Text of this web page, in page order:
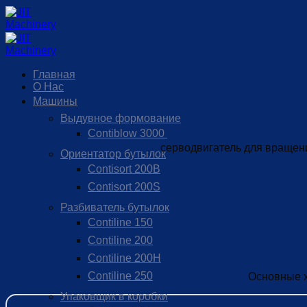
Skip
to
content
Главная
О Нас
Машины
Выдувное формование
Contiblow 3000
Ориентатор бутылок
Contisort 200B
Contisort 200S
Разбиватель бутылок
Contiline 150
Contiline 200
Contiline 200H
Contiline 250
Упаковщик в коробки
серводвигатель для
Основные